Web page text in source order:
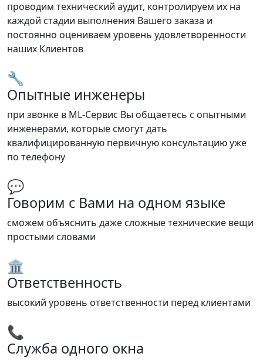
проводим технический аудит, контролируем их на
каждой стадии выполнения Вашего заказа и
постоянно оцениваем уровень удовлетворенности
наших Клиентов
🔧
Опытные инженеры
при звонке в ML-Сервис Вы общаетесь с опытными
инженерами, которые смогут дать
квалифицированную первичную консультацию уже
по телефону
💬
Говорим с Вами на одном языке
сможем объяснить даже сложные технические вещи
простыми словами
🏛️
Ответственность
высокий уровень ответственности перед клиентами
📞
Служба одного окна